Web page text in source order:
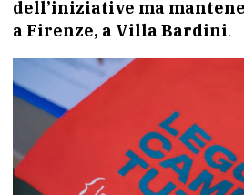
dell’iniziative ma
a Firenze, a Villa Bardini.